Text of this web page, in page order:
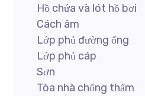
Hồ chứa và lót hồ bơi
Cách âm
Lớp phủ đường ống
Lớp phủ cáp
Sơn
Tòa nhà chống thấm